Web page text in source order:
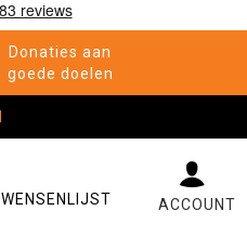
Donaties aan
goede doelen
WENSENLIJST